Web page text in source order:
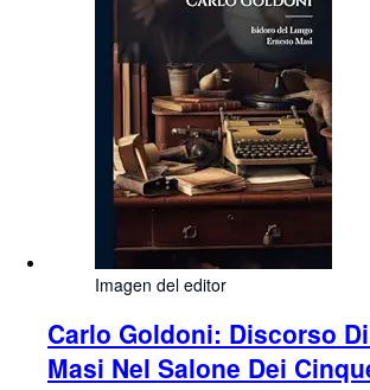
Imagen del editor
Carlo Goldoni: Discorso
Masi Nel Salone Dei